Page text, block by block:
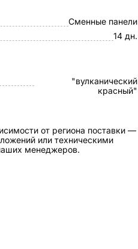
Сменные панели
14 дн.
"вулканический
красный"
от региона поставки —
или техническими
менеджеров.